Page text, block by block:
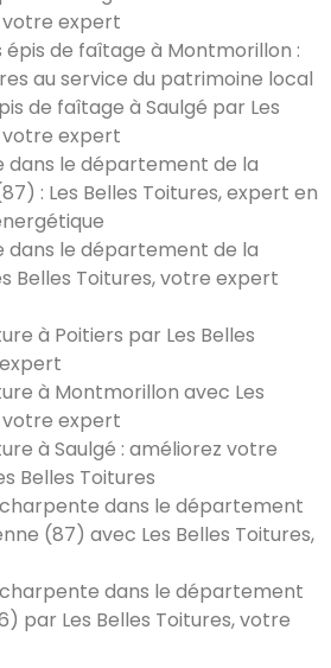
votre expert
épis de faîtage à Montmorillon :
au service du patrimoine local
de faîtage à Saulgé par Les
votre expert
dans le département de la
: Les Belles Toitures, expert en
dans le département de la
Belles Toitures, votre expert
à Poitiers par Les Belles
à Montmorillon avec Les
votre expert
à Saulgé : améliorez votre
Belles Toitures
dans le département
(87) avec Les Belles Toitures,
dans le département
par Les Belles Toitures, votre